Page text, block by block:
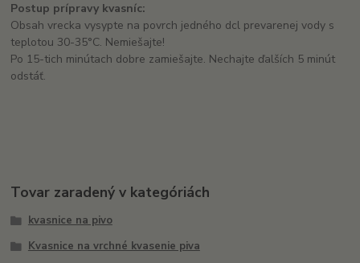
Postup prípravy kvasníc:
Obsah vrecka vysypte na povrch jedného dcl prevarenej vody s
teplotou 30-35°C. Nemiešajte!
Po 15-tich minútach dobre zamiešajte. Nechajte ďalších 5 minút
odstáť.
Tovar zaradený v kategóriách
kvasnice na pivo
Kvasnice na vrchné kvasenie piva